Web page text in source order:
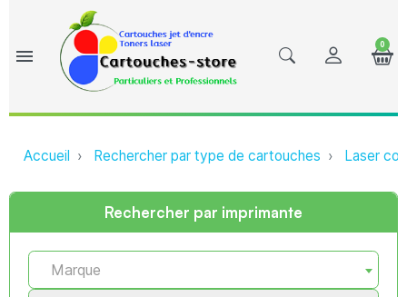
menu
0
Accueil Rechercher par type de cartouches Laser
Rechercher par imprimante
Marque